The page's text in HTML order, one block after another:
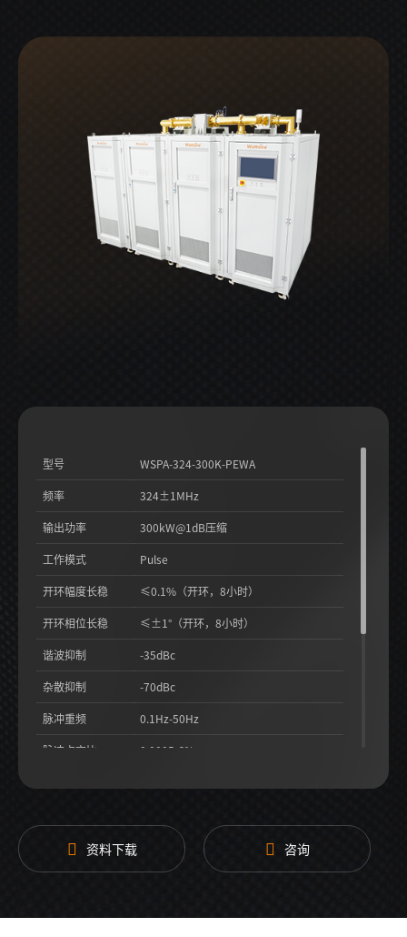
型号 WSPA-324-300K-PEWA
频率 324±1MHz
输出功率 300kW@1dB压缩
工作模式 Pulse
开环幅度长稳 ≤0.1%（开环，8小时）
开环相位长稳 ≤±1°（开环，8小时）
谐波抑制 -35dBc
杂散抑制 -70dBc
脉冲重频 0.1Hz-50Hz
脉冲占空比 0.0005-6%
冷却方式
更多参数 请电联我司获取详细技术规格书
资料下载 咨询